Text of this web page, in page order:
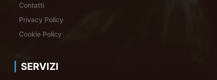
Contatti
Privacy Policy
Cookie Policy
SERVIZI